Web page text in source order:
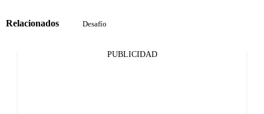
Relacionados Desafío
PUBLICIDAD